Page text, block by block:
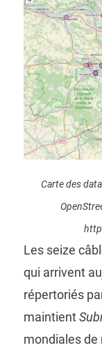
Carte des
Les seize
qui arrivent
répertoriés
maintient
mondiales de